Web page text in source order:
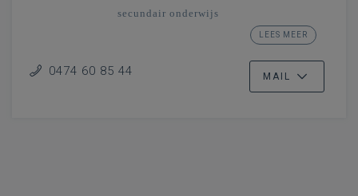
secundair onderwijs
Oost- en West-Vlaanderen -
LEES MEER
0474 60 85 44 MAIL